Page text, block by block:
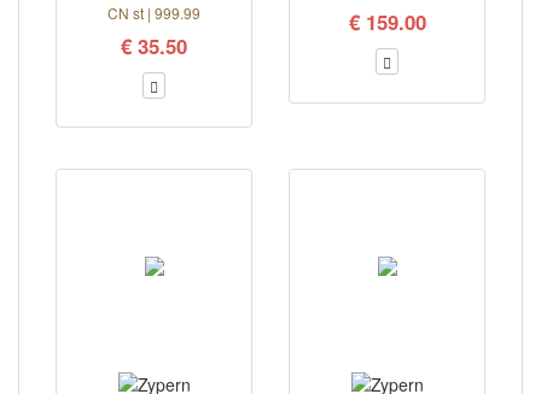
CN st | 999.99
€ 35.50
€ 159.00